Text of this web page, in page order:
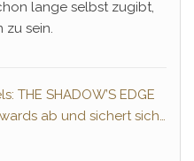
lange selbst zugibt,
zu sein.
THE SHADOW’S EDGE
ab und sichert sich